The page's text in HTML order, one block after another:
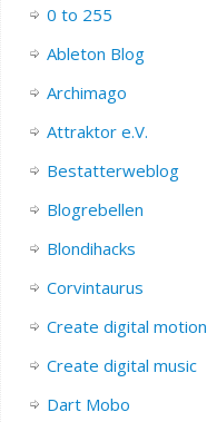
0 to 255
Ableton Blog
Archimago
Attraktor e.V.
Bestatterweblog
Blogrebellen
Blondihacks
Corvintaurus
Create digital motion
Create digital music
Dart Mobo